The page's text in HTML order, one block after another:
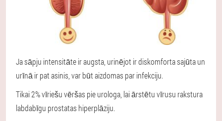
Ja sāpju intensitāte ir augsta, urinējot ir diskomforta sajūta un
urīnā ir pat asinis, var būt aizdomas par infekciju.
Tikai 2% vīriešu vēršas pie urologa, lai ārstētu vīrusu rakstura
labdabīgu prostatas hiperplāziju.